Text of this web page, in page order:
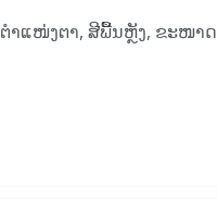
ແໜ່ງຕາ, ສີພື້ນຫຼັງ, ຂະໜາດ